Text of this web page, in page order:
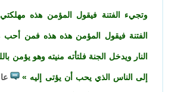
وتجيء الفتنة فيقول المؤمن هذه
الفتنة فيقول المؤمن هذه هذه فمن
النار ويدخل الجنة فلتأته منيته وهو يؤمن
إلى الناس الذي يحب أن يؤتى إليه